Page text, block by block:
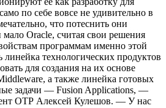
по себе вовсе не удивительно в
что потеснить они
Oracle, считая свои решения
программам именно этой
технологических продуктов
для создания на их основе
а также линейка готовых
задачи — Fusion Applications, —
ОТР Алексей Кулешов. — У нас